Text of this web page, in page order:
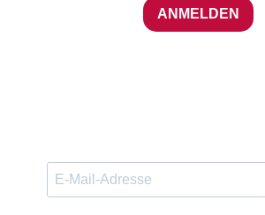
ANMELDEN